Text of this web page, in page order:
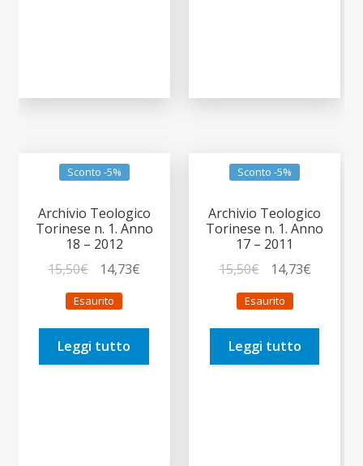
Sconto -5%
Archivio Teologico
Torinese n. 1. Anno
18 – 2012
15,50€
prezzo
originale
era:
15,50€.
14,73€
è:
Esaurito
Leggi tutto
Sconto -5%
Archivio Teologico
Torinese n. 1. Anno
17 – 2011
15,50€
prezzo
originale
era:
15,50€.
14,73€Il
è:
Esaurito
Leggi tutto